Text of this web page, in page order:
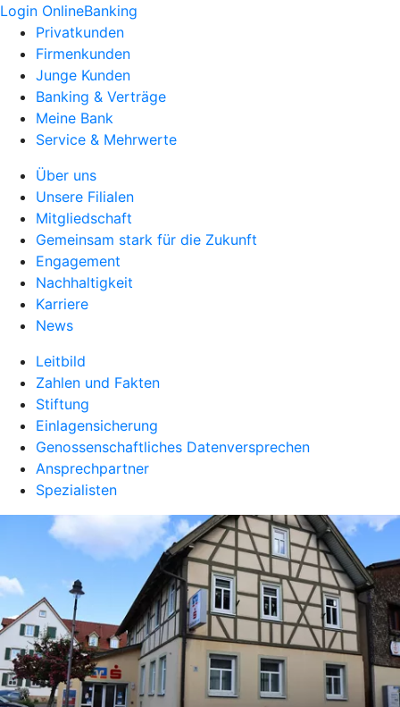
Login OnlineBanking
Privatkunden
Firmenkunden
Junge Kunden
Banking & Verträge
Meine Bank
Service & Mehrwerte
Über uns
Unsere Filialen
Mitgliedschaft
Gemeinsam stark für die Zukunft
Engagement
Nachhaltigkeit
Karriere
News
Leitbild
Zahlen und Fakten
Stiftung
Einlagensicherung
Genossenschaftliches Datenversprechen
Ansprechpartner
Spezialisten